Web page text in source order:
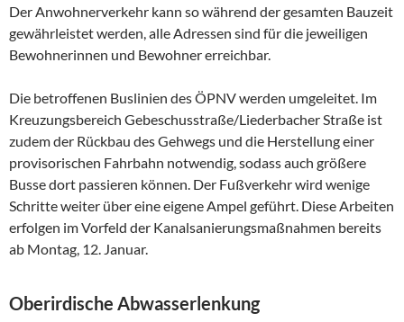
Der Anwohnerverkehr kann so während der gesamten Bauzeit
gewährleistet werden, alle Adressen sind für die jeweiligen
Bewohnerinnen und Bewohner erreichbar.
Die betroffenen Buslinien des ÖPNV werden umgeleitet. Im
Kreuzungsbereich Gebeschusstraße/Liederbacher Straße ist
zudem der Rückbau des Gehwegs und die Herstellung einer
provisorischen Fahrbahn notwendig, sodass auch größere
Busse dort passieren können. Der Fußverkehr wird wenige
Schritte weiter über eine eigene Ampel geführt. Diese Arbeiten
erfolgen im Vorfeld der Kanalsanierungsmaßnahmen bereits
ab Montag, 12. Januar.
Oberirdische Abwasserlenkung